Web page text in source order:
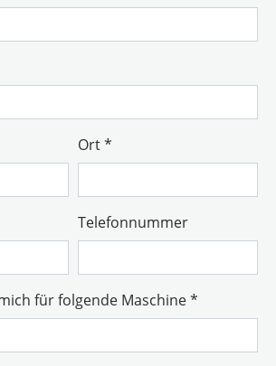
Ort*
Telefonnummer
für folgende Maschine*